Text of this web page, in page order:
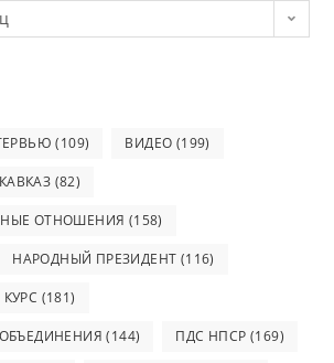
(109) ВИДЕО (199)
КАВКАЗ (82)
ОТНОШЕНИЯ (158)
НАРОДНЫЙ ПРЕЗИДЕНТ (116)
(181)
(144) ПДС НПСР (169)